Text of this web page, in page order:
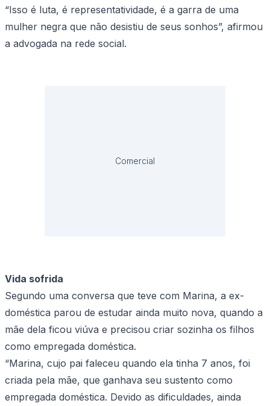
“Isso é luta, é representatividade, é a garra de uma
mulher negra que não desistiu de seus sonhos”, afirmou
a advogada na rede social.
Comercial
Vida sofrida
Segundo uma conversa que teve com Marina, a ex-
doméstica parou de estudar ainda muito nova, quando a
mãe dela ficou viúva e precisou criar sozinha os filhos
como empregada doméstica.
“Marina, cujo pai faleceu quando ela tinha 7 anos, foi
criada pela mãe, que ganhava seu sustento como
empregada doméstica. Devido as dificuldades, ainda